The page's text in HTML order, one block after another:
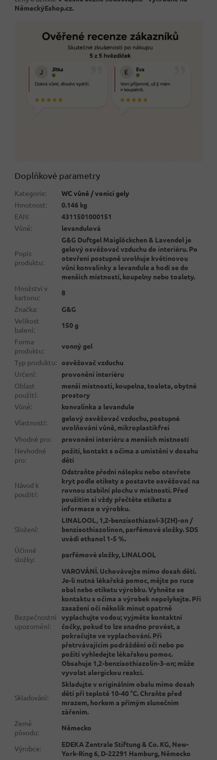
NěmeckýEshop.cz.
Doplňkové parametry
Kategorie:
WC vůně / vonící gely
Hmotnost:
0.146 kg
EAN:
4311501000151
Vůně: levandulová
Popis
produktu:
G&G Duftgel Maiglöckchen & Lavendel je
gelový osvěžovač vzduchu do interiéru. Po
otevření postupně uvolňuje květinovou
vůni konvalinky a levandule a hodí se do
menších místností, koupelny nebo toalety.
Množství v
kartonu:
8
Značka:
G&G
Velikost
balení:
150 g
Forma
produktu:
vonný gel
Typ produktu:
osvěžovač vzduchu
Určení:
provonění interiéru
Oblast
použití:
menší místnosti, koupelna, toaleta, obytné
prostory
Vůně:
konvalinka a levandule
Vlastnosti:
gelový osvěžovač vzduchu, postupné
uvolňování vůně, mikroplastikfrei
Vhodné pro:
provonění interiéru a menších místností
Nevhodné
pro:
požití, kontakt s očima a umístění v dosahu
dětí
Návod k
použití:
Odstraňte přední nálepku nebo otevřete
kryt podle etikety a postavte osvěžovač na
rovnou stabilní plochu v místnosti. Před
použitím si vždy přečtěte etiketu a
informace o výrobku.
Složení:
LINALOOL, 1,2-benzisothiazol-3(2H)-on /
benzisothiazolinon, parfémové složky. SDS
uvádí ethanol 1-5 %.
Účinné
složky:
parfémové složky, LINALOOL
Bezpečnostní
upozornění:
VAROVÁNÍ. Uchovávejte mimo dosah dětí.
Je-li nutná lékařská pomoc, mějte po ruce
obal nebo etiketu výrobku. Vyhněte se
kontaktu s očima a výrobek nepolykejte. Při
zasažení očí několik minut opatrně
vyplachujte vodou; vyjměte kontaktní
čočky, pokud to lze snadno provést, a
pokračujte ve vyplachování. Při
přetrvávajícím podráždění očí nebo po
požití vyhledejte lékařskou pomoc.
Obsahuje 1,2-benzisothiazolin-3-on; může
vyvolat alergickou reakci.
Skladování:
Skladujte v originálním obalu mimo dosah
dětí při teplotě 10-40 °C. Chraňte před
mrazem, horkem a přímým slunečním
zářením.
Země
původu:
Německo
Výrobce:
EDEKA Zentrale Stiftung & Co. KG, New-
York-Ring 6, D-22291 Hamburg, Německo